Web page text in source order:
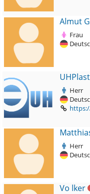
Almut
Frau
Herr
Herr
Vo lker